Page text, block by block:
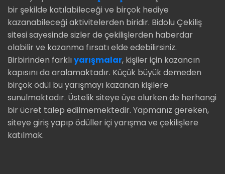
bir şekilde katılabileceği ve birçok hediye
kazanabileceği aktivitelerden biridir. Bidolu Çekiliş
sitesi sayesinde sizler de çekilişlerden haberdar
olabilir ve kazanma fırsatı elde edebilirsiniz.
Birbirinden farklı yarışmalar, kişiler için kazancın
kapısını da aralamaktadır. Küçük büyük demeden
birçok ödül bu yarışmayı kazanan kişilere
sunulmaktadır. Üstelik siteye üye olurken de herhangi
bir ücret talep edilmemektedir. Yapmanız gereken,
siteye giriş yapıp ödüller içi yarışma ve çekilişlere
katılmak.